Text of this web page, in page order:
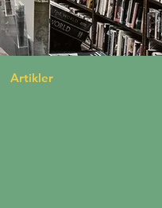
Artikler